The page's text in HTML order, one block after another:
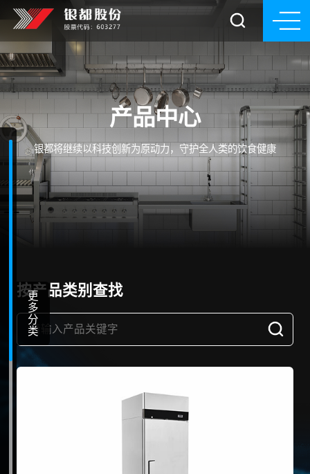
产品中心
银都将继续以科技创新为原动力，守护全人类的饮食健康
按产品类别查找
更
多
分
类